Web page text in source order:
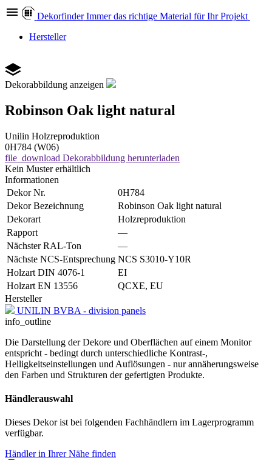
Dekorfinder Immer das richtige Material für Ihr Projekt
Hersteller
Dekorabbildung anzeigen
Robinson Oak light natural
Unilin Holzreproduktion
0H784 (W06)
file_download Dekorabbildung herunterladen
Kein Muster erhältlich
Informationen
Dekor Nr.
0H784
Dekor Bezeichnung
Robinson Oak light natural
Dekorart
Holzreproduktion
Rapport
—
Nächster RAL-Ton
—
Nächste NCS-Entsprechung NCS S3010-Y10R
Holzart DIN 4076-1
EI
Holzart EN 13556
QCXE, EU
Hersteller
UNILIN BVBA - division panels
info_outline
Die Darstellung der Dekore und Oberflächen auf einem Monitor
entspricht - bedingt durch unterschiedliche Kontrast-,
Helligkeitseinstellungen und Auflösungen - nur annäherungsweise
den Farben und Strukturen der gefertigten Produkte.
Händlerauswahl
Dieses Dekor ist bei folgenden Fachhändlern im Lagerprogramm
verfügbar.
Händler in Ihrer Nähe finden